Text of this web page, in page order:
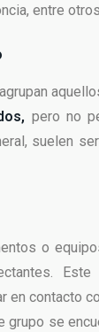
entre
pero no
suelen
o
en contacto
grupo se